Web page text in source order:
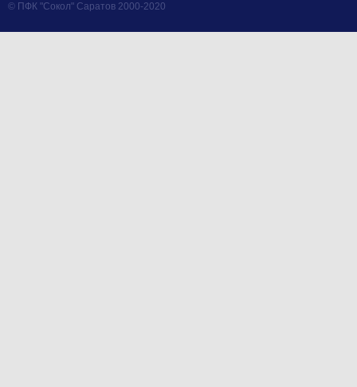
© ПФК "Сокол" Саратов 2000-2020